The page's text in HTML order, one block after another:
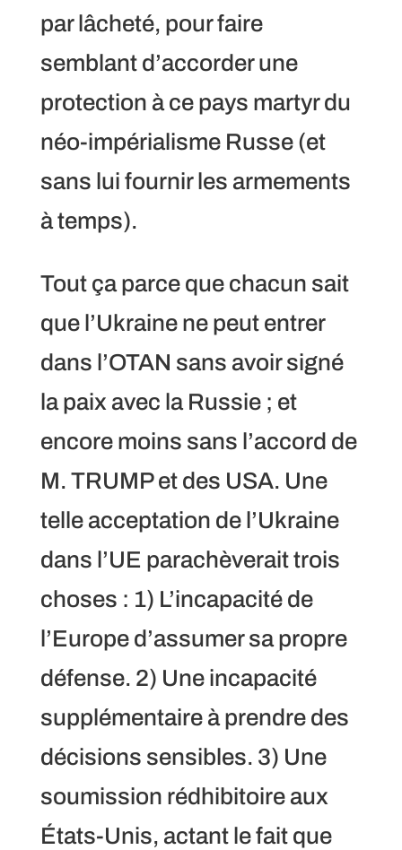
par lâcheté, pour faire
semblant d’accorder une
protection à ce pays martyr du
néo-impérialisme Russe (et
sans lui fournir les armements
à temps).
Tout ça parce que chacun sait
que l’Ukraine ne peut entrer
dans l’OTAN sans avoir signé
la paix avec la Russie ; et
encore moins sans l’accord de
M. TRUMP et des USA. Une
telle acceptation de l’Ukraine
dans l’UE parachèverait trois
choses : 1) L’incapacité de
l’Europe d’assumer sa propre
défense. 2) Une incapacité
supplémentaire à prendre des
décisions sensibles. 3) Une
soumission rédhibitoire aux
États-Unis, actant le fait que